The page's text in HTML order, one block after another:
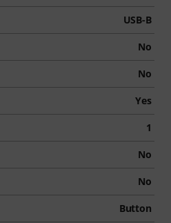
USB-B
No
No
Yes
1
No
No
Button